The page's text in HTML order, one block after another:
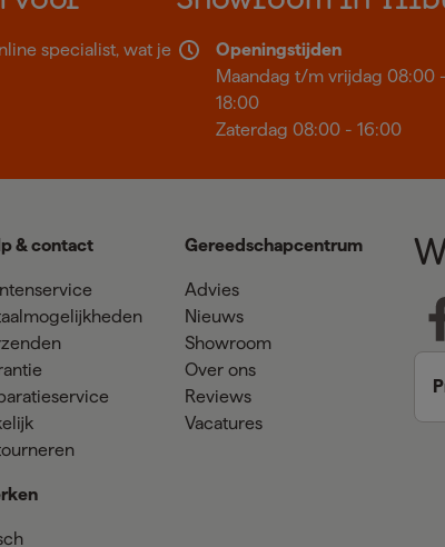
specialist, wat je
Openingstijden
Maandag t/m vrijdag 08:00 -
18:00
Zaterdag 08:00 - 16:00
& contact Gereedschapcentrum
Advies
Nieuws
Showroom
Over ons
Reviews
Vacatures